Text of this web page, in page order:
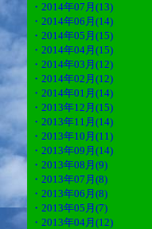
・2014年07月(13)
・2014年06月(14)
・2014年05月(15)
・2014年04月(15)
・2014年03月(12)
・2014年02月(12)
・2014年01月(14)
・2013年12月(15)
・2013年11月(14)
・2013年10月(11)
・2013年09月(14)
・2013年08月(9)
・2013年07月(8)
・2013年06月(8)
・2013年05月(7)
・2013年04月(12)